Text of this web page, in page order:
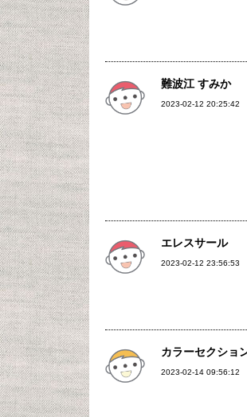
難波江 すみか
2023-02-12 20:25:42
エレスサール
2023-02-12 23:56:53
カラーセクショ
2023-02-14 09:56:12